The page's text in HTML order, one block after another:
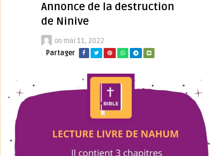
Annonce de la destruction
de Ninive
on mai 11, 2022
Partager